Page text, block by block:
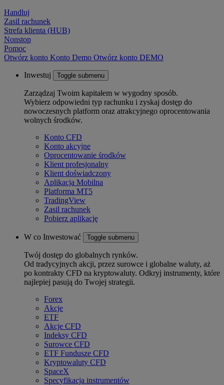
Handluj
Zasil rachunek
Strefa klienta (HUB)
Nonstop
Pomoc
Otwórz konto Konto Demo Otwórz konto DEMO
Inwestuj Toggle submenu
Zarządzaj Twoim kapitałem w wygodny sposób.
Wybierz odpowiedni typ rachunku i zyskaj dostęp do
nowoczesnych platform oraz atrakcyjnego oprocentowania
wolnych środków.
Konto CFD
Konto akcyjne
Oprocentowanie środków
Klient profesjonalny
Klient doświadczony
Aplikacja Mobilna
Platforma MT5
TradingView
Zasil rachunek
Pobierz aplikację
W co Inwestować Toggle submenu
Twój dostęp do globalnych rynków.
Od tradycyjnych akcji, przez surowce i globalne waluty, aż
po kontrakty CFD na kryptowaluty. Odkryj instrumenty, które
najlepiej pasują do Twojej strategii.
Forex
Akcje
ETF
Akcje CFD
Indeksy CFD
Surowce CFD
ETF Fundusze CFD
Kryptowaluty CFD
SpaceX
Specyfikacja instrumentów